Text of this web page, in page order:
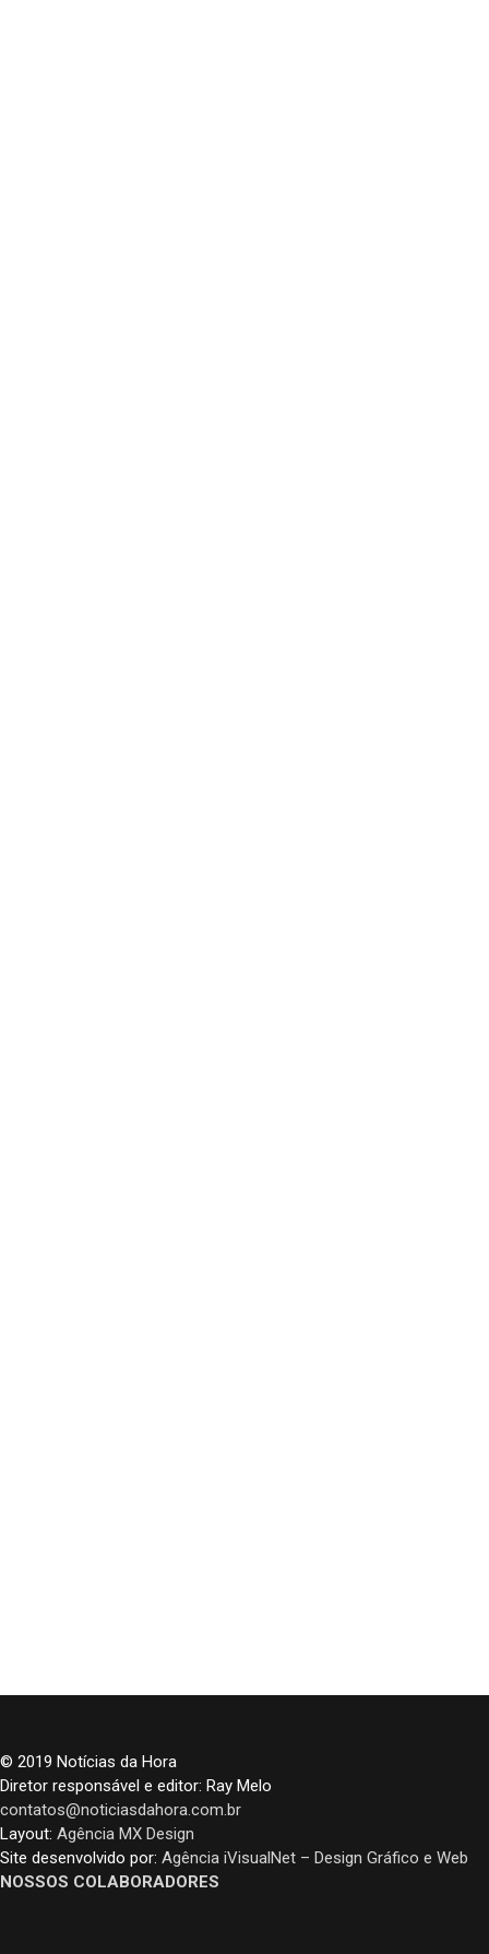
© 2019 Notícias da Hora
Diretor responsável e editor: Ray Melo
contatos@noticiasdahora.com.br
Layout: Agência MX Design
Site desenvolvido por: Agência iVisualNet – Design Gráfico e Web
NOSSOS COLABORADORES